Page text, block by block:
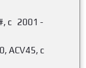
c 2001 -
ACV45, c